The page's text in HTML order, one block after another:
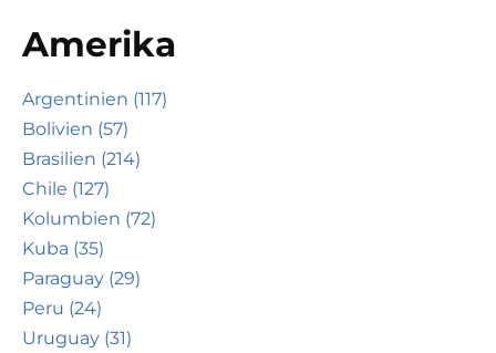
Amerika
Argentinien (117)
Bolivien (57)
Brasilien (214)
Chile (127)
Kolumbien (72)
Kuba (35)
Paraguay (29)
Peru (24)
Uruguay (31)